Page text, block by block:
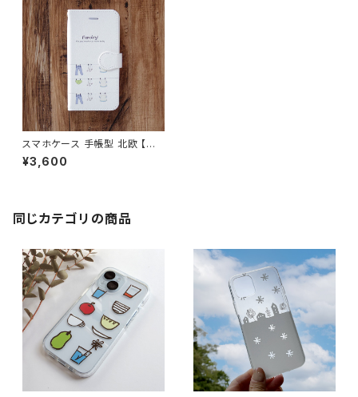
スマホケース 手帳型 北欧 【サ
ニーデイズ】 iPhone17/16/15/
SE3/Android カード収納 スタ
¥3,600
同じカテゴリの商品